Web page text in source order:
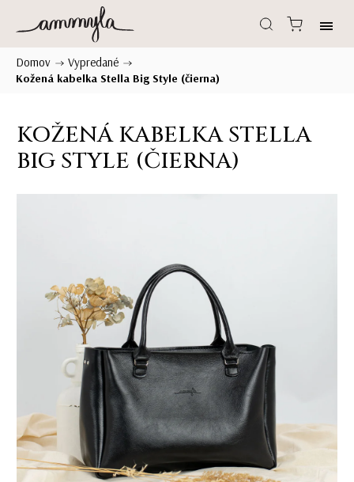
Domov / Vypredané /
Kožená kabelka Stella Big Style (čierna)
KOŽENÁ KABELKA STELLA
BIG STYLE (ČIERNA)